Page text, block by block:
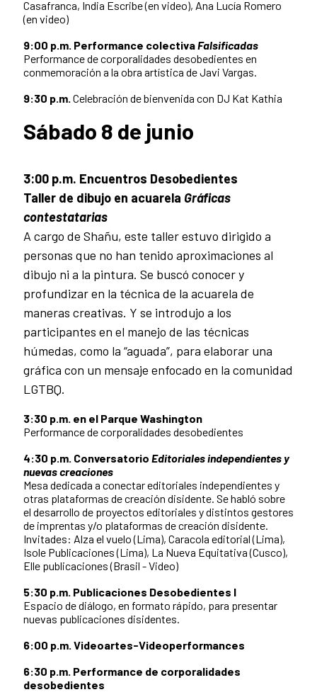
Casafranca, India Escribe (en video), Ana Lucía Romero
(en video)
9:00 p.m. Performance colectiva Falsificadas
Performance de corporalidades desobedientes en
conmemoración a la obra artística de Javi Vargas.
9:30 p.m. Celebración de bienvenida con DJ Kat Kathia
Sábado 8 de junio
3:00 p.m. Encuentros Desobedientes
Taller de dibujo en acuarela Gráficas
contestatarias
A cargo de Shañu, este taller estuvo dirigido a
personas que no han tenido aproximaciones al
dibujo ni a la pintura. Se buscó conocer y
profundizar en la técnica de la acuarela de
maneras creativas. Y se introdujo a los
participantes en el manejo de las técnicas
húmedas, como la “aguada”, para elaborar una
gráfica con un mensaje enfocado en la comunidad
LGTBQ.
3:30 p.m. en el Parque Washington
Performance de corporalidades desobedientes
4:30 p.m. Conversatorio Editoriales independientes y
nuevas creaciones
Mesa dedicada a conectar editoriales independientes y
otras plataformas de creación disidente. Se habló sobre
el desarrollo de proyectos editoriales y distintos gestores
de imprentas y/o plataformas de creación disidente.
Invitades: Alza el vuelo (Lima), Caracola editorial (Lima),
Isole Publicaciones (Lima), La Nueva Equitativa (Cusco),
Elle publicaciones (Brasil - Video)
5:30 p.m. Publicaciones Desobedientes I
Espacio de diálogo, en formato rápido, para presentar
nuevas publicaciones disidentes.
6:00 p.m. Videoartes-Videoperformances
6:30 p.m. Performance de corporalidades
desobedientes